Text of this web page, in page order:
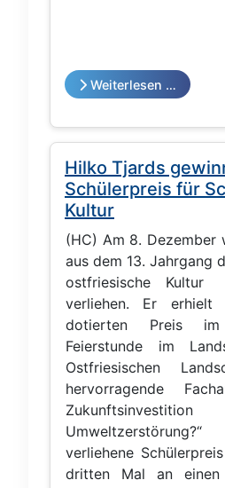
Weiterlesen …
Hilko Tjards
Schülerpreis für
Kultur
(HC) Am 8. Dezember
aus dem 13. Jahrgang
ostfriesische Kultur
verliehen. Er
dotierten Preis im
Feierstunde im
Ostfriesischen
hervorragende
verliehene
dritten Mal an einen